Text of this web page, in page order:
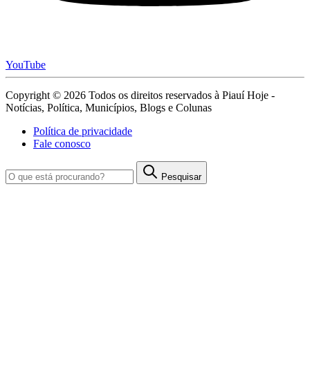
YouTube
Copyright © 2026 Todos os direitos reservados à Piauí Hoje -
Notícias, Política, Municípios, Blogs e Colunas
Política de privacidade
Fale conosco
Pesquisar